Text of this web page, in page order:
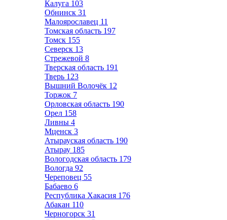
Калуга 103
Обнинск 31
Малоярославец 11
Томская область 197
Томск 155
Северск 13
Стрежевой 8
Тверская область 191
Тверь 123
Вышний Волочёк 12
Торжок 7
Орловская область 190
Орел 158
Ливны 4
Мценск 3
Атырауская область 190
Атырау 185
Вологодская область 179
Вологда 92
Череповец 55
Бабаево 6
Республика Хакасия 176
Абакан 110
Черногорск 31